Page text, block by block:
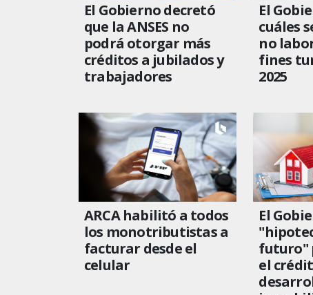
El Gobierno decretó
que la ANSES no
podrá otorgar más
créditos a jubilados y
trabajadores
El
cuáles
no
fines
2025
ARCA habilitó a todos
los monotributistas a
facturar desde el
celular
El
futuro"
el